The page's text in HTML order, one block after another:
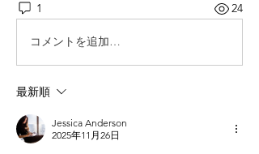
1 24
コメントを追加…
最新順
Jessica Anderson
2025年11月26日